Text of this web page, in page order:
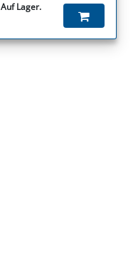
Auf Lager.